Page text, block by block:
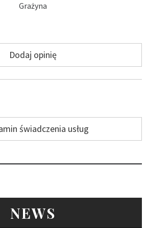
Grażyna
Dodaj opinię
świadczenia usług
NEWS